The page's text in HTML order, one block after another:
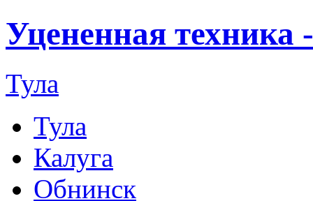
Уцененная техника
Тула
Тула
Калуга
Обнинск